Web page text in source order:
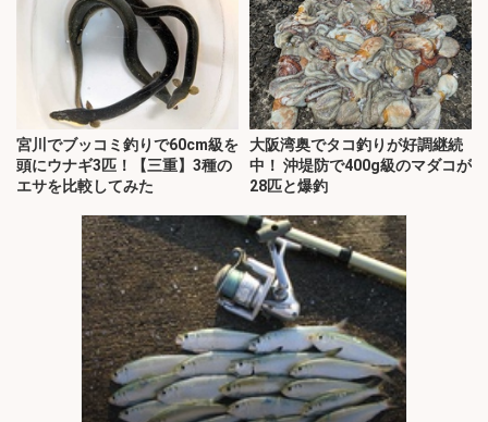
宮川でブッコミ釣りで60cm級を
頭にウナギ3匹！【三重】3種の
エサを比較してみた
大阪湾奥でタコ釣りが好調継続
中！ 沖堤防で400g級のマダコが
28匹と爆釣